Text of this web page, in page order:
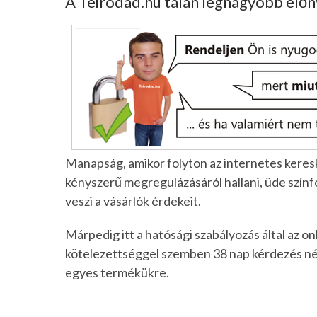
Manapság, amikor folyton az internetes
kényszerű megregulázásáról hallani, üde
veszi a vásárlók érdekeit.
Márpedig itt a hatósági szabályozás által az
kötelezettséggel szemben 38 nap kérdezés
egyes termékükre.